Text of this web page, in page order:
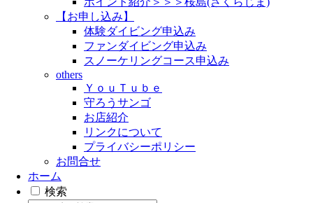
【お申し込み】
体験ダイビング申込み
ファンダイビング申込み
スノーケリングコース申込み
others
ＹｏｕＴｕｂｅ
守ろうサンゴ
お店紹介
リンクについて
プライバシーポリシー
お問合せ
ホーム
検索